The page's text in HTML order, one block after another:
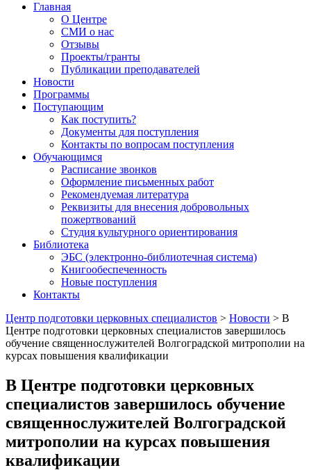
Главная
О Центре
СМИ о нас
Отзывы
Проекты/гранты
Публикации преподавателей
Новости
Программы
Поступающим
Как поступить?
Документы для поступления
Контакты по вопросам поступления
Обучающимся
Расписание звонков
Оформление письменных работ
Рекомендуемая литература
Реквизиты для внесения добровольных
пожертвований
Студия культурного ориентирования
Библиотека
ЭБС (электронно-библиотечная система)
Книгообеспеченность
Новые поступления
Контакты
Центр подготовки церковных специалистов > Новости > В
Центре подготовки церковных специалистов завершилось
обучение священнослужителей Волгоградской митрополии на
курсах повышения квалификации
В Центре подготовки церковных
специалистов завершилось обучение
священнослужителей Волгоградской
митрополии на курсах повышения
квалификации